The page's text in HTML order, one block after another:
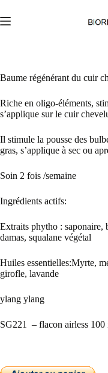
au
contenu
Baume régénérant du cuir
Riche en oligo-éléments,
s’applique sur le cuir
Il stimule la pousse des
gras, s’applique à sec ou
Soin 2 fois /semaine
Ingrédients actifs:
Extraits phytho : saponaire,
damas, squalane végétal
Huiles essentielles:Myrte,
girofle, lavande
ylang ylang
SG221 – flacon airless 100